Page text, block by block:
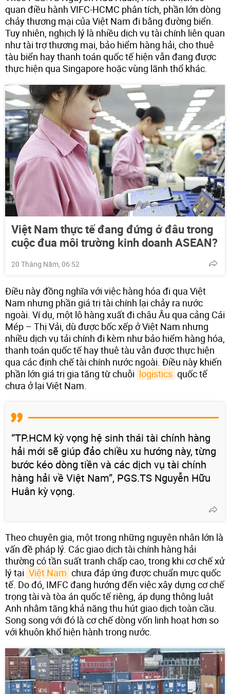
quan điều hành VIFC-HCMC phân tích, phần lớn dòng
chảy thương mại của Việt Nam đi bằng đường biển.
Tuy nhiên, nghịch lý là nhiều dịch vụ tài chính liên quan
như tài trợ thương mại, bảo hiểm hàng hải, cho thuê
tàu biển hay thanh toán quốc tế hiện vẫn đang được
thực hiện qua Singapore hoặc vùng lãnh thổ khác.
Việt Nam thực tế đang đứng ở đâu trong
cuộc đua môi trường kinh doanh ASEAN?
20 Tháng Năm, 06:52
Điều này đồng nghĩa với việc hàng hóa đi qua Việt
Nam nhưng phần giá trị tài chính lại chảy ra nước
ngoài. Ví dụ, một lô hàng xuất đi châu Âu qua cảng Cái
Mép – Thị Vải, dù được bốc xếp ở Việt Nam nhưng
nhiều dịch vụ tải chính đi kèm như bảo hiểm hàng hóa,
thanh toán quốc tế hay thuê tàu vẫn được thực hiện
qua các định chế tài chính nước ngoài. Điều này khiến
phần lớn giá trị gia tăng từ chuỗi logistics quốc tế
chưa ở lại Việt Nam.
“TP.HCM kỳ vọng hệ sinh thái tài chính hàng
hải mới sẽ giúp đảo chiều xu hướng này, từng
bước kéo dòng tiền và các dịch vụ tài chính
hàng hải về Việt Nam”, PGS.TS Nguyễn Hữu
Huân kỳ vọng.
Theo chuyên gia, một trong những nguyên nhân lớn là
vấn đề pháp lý. Các giao dịch tài chính hàng hải
thường có tần suất tranh chấp cao, trong khi cơ chế xử
lý tại Việt Nam chưa đáp ứng được chuẩn mực quốc
tế. Do đó, IMFC đang hướng đến việc xây dựng cơ chế
trọng tài và tòa án quốc tế riêng, áp dụng thông luật
Anh nhằm tăng khả năng thu hút giao dịch toàn cầu.
Song song với đó là cơ chế dòng vốn linh hoạt hơn so
với khuôn khổ hiện hành trong nước.